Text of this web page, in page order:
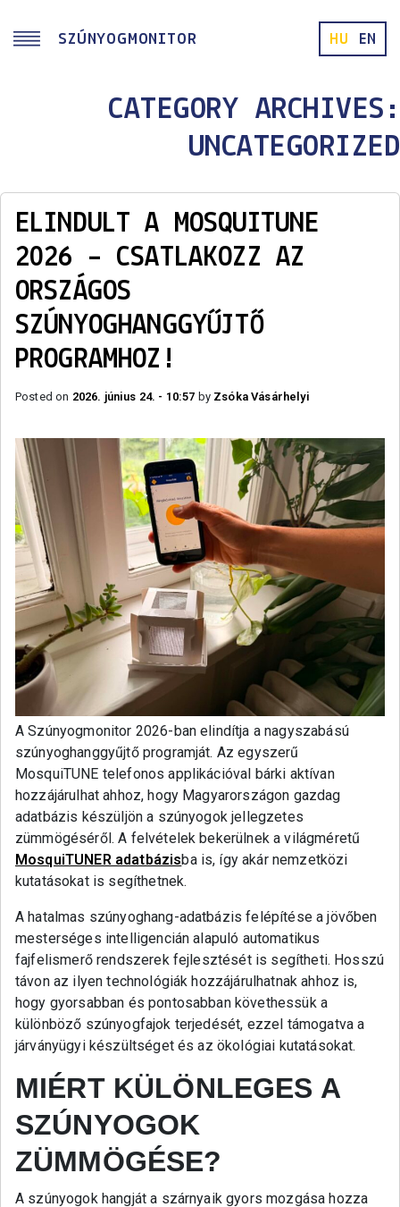
SZÚNYOGMONITOR
HU EN
CATEGORY ARCHIVES:
UNCATEGORIZED
ELINDULT A MOSQUITUNE
2026 – CSATLAKOZZ AZ
ORSZÁGOS
SZÚNYOGHANGGYŰJTŐ
PROGRAMHOZ!
Posted on 2026. június 24. - 10:57 by Zsóka Vásárhelyi
A Szúnyogmonitor 2026-ban elindítja a nagyszabású
szúnyoghanggyűjtő programját. Az egyszerű
MosquiTUNE telefonos applikációval bárki aktívan
hozzájárulhat ahhoz, hogy Magyarországon gazdag
adatbázis készüljön a szúnyogok jellegzetes
zümmögéséről. A felvételek bekerülnek a világméretű
MosquiTUNER adatbázisba is, így akár nemzetközi
kutatásokat is segíthetnek.
A hatalmas szúnyoghang-adatbázis felépítése a jövőben
mesterséges intelligencián alapuló automatikus
fajfelismerő rendszerek fejlesztését is segítheti. Hosszú
távon az ilyen technológiák hozzájárulhatnak ahhoz is,
hogy gyorsabban és pontosabban követhessük a
különböző szúnyogfajok terjedését, ezzel támogatva a
járványügyi készültséget és az ökológiai kutatásokat.
MIÉRT KÜLÖNLEGES A
SZÚNYOGOK
ZÜMMÖGÉSE?
A szúnyogok hangját a szárnyaik gyors mozgása hozza